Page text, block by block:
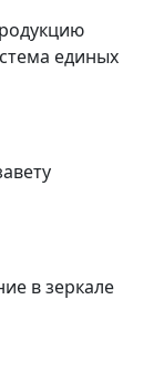
единых
в зеркале